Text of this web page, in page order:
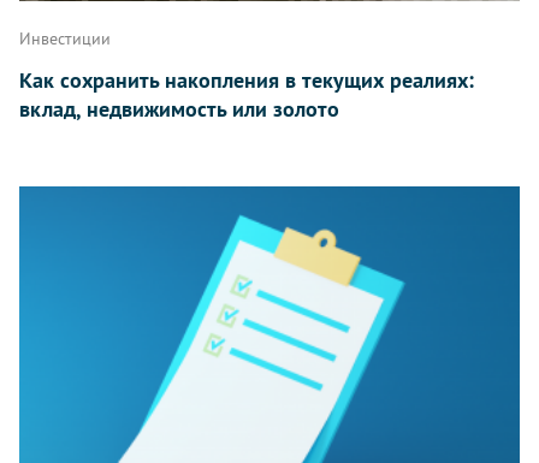
Инвестиции
Как сохранить накопления в текущих реалиях:
вклад, недвижимость или золото